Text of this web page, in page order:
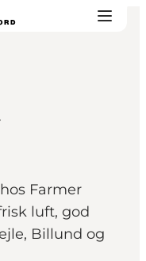
Farmer
luft, god
Billund og